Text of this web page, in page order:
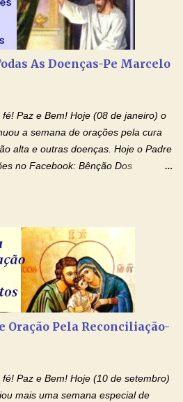
o amor de Maria! Adriana-Devoção e
eu sou estudante, e por sinal,
de eu estar aqui, conversando com
sabe, a vida de estudante nem
e o aprender exige uma série de
As Doenças-Pe Marcelo
Paz e Bem! Hoje (08 de janeiro) o
a semana de orações pela cura
alta e outras doenças. Hoje o Padre
no Facebook: Bênção Dos
e Fé Bênção Dos Enfermos O Senhor
para vos defender, dentro de vós,
vós, pra vos conduzir; atrás de vós
vós, para vos abençoar. Ele que vive
Amém! Oração De Cura De
está acima de todo Nome, que todos
transmitidos em minha linha de
Oração Pela Reconciliação-
Paz e Bem! Hoje (10 de setembro)
mais uma semana especial de